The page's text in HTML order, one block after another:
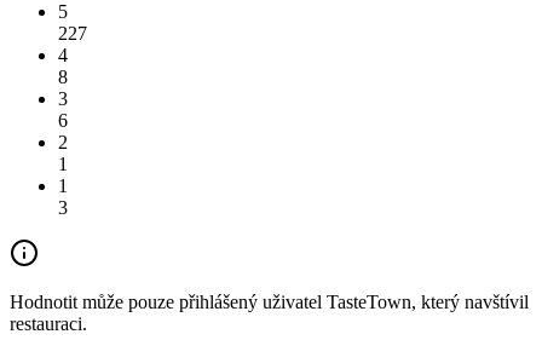
5
227
4
8
3
6
2
1
1
3
Hodnotit může pouze přihlášený uživatel TasteTown, který navštívil
restauraci.